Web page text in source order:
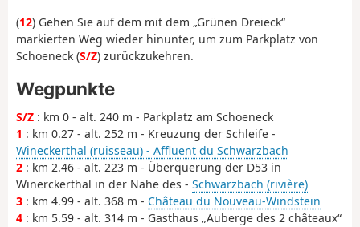
(12) Gehen Sie auf dem mit dem „Grünen Dreieck“
markierten Weg wieder hinunter, um zum Parkplatz von
Schoeneck (S/Z) zurückzukehren.
Wegpunkte
S/Z : km 0 - alt. 240 m - Parkplatz am Schoeneck
1 : km 0.27 - alt. 252 m - Kreuzung der Schleife -
Wineckerthal (ruisseau) - Affluent du Schwarzbach
2 : km 2.46 - alt. 223 m - Überquerung der D53 in
Winerckerthal in der Nähe des - Schwarzbach (rivière)
3 : km 4.99 - alt. 368 m - Château du Nouveau-Windstein
4 : km 5.59 - alt. 314 m - Gasthaus „Auberge des 2 châteaux“